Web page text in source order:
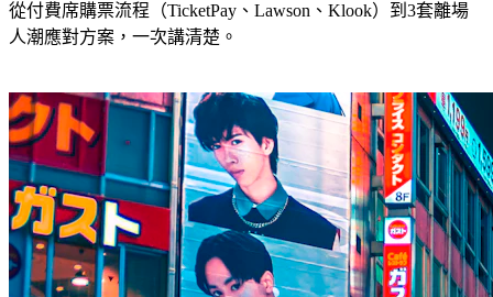
從付費席購票流程（TicketPay、Lawson、Klook）到3套離場
人潮應對方案，一次講清楚。